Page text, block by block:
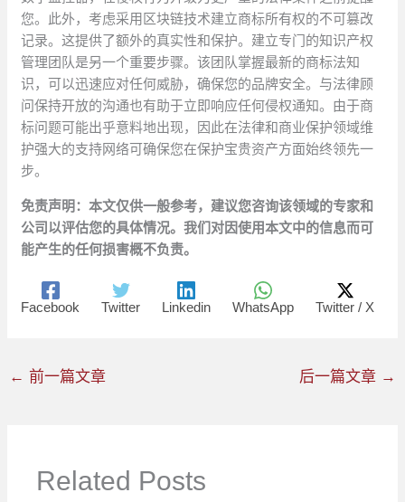
您。此外，考虑采用区块链技术建立商标所有权的不可篡改
记录。这提供了额外的真实性和保护。建立专门的知识产权
管理团队是另一个重要步骤。该团队掌握最新的商标法知
识，可以迅速应对任何威胁，确保您的品牌安全。与法律顾
问保持开放的沟通也有助于立即响应任何侵权通知。由于商
标问题可能出乎意料地出现，因此在法律和商业保护领域维
护强大的支持网络可确保您在保护宝贵资产方面始终领先一
步。
免责声明：本文仅供一般参考，建议您咨询该领域的专家和
公司以评估您的具体情况。我们对因使用本文中的信息而可
能产生的任何损害概不负责。
Facebook Twitter Linkedin WhatsApp Twitter / X
← 前一篇文章 后一篇文章 →
Related Posts